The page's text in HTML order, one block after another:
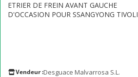
ETRIER DE FREIN AVANT GAUCHE
D'OCCASION POUR SSANGYONG TIVOLI
Vendeur :Desguace Malvarrosa S.L.